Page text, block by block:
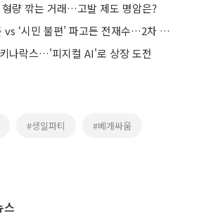
량 깎는 거래…고발 제도 명암은?
‘성과’ 강조한 박형준 vs ‘시민 불편’ 파고든 전재수…2차 TV토론서 충돌
나락스…'피지컬 AI'로 상장 도전
#생일파티 #베개싸움
스